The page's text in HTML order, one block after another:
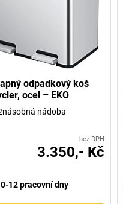
odpadkový koš
ocel – EKO
nádoba
bez DPH
3.350,- Kč
12 pracovní dny